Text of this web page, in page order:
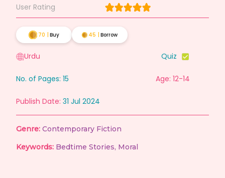
User Rating
70 Buy 45 Borrow
Urdu Quiz
No. of Pages: 15 Age: 12-14
Publish Date: 31 Jul 2024
Genre: Contemporary Fiction
Keywords: Bedtime Stories, Moral